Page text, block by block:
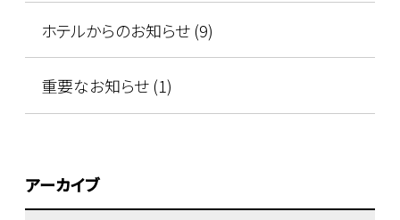
ホテルからのお知らせ (9)
重要なお知らせ (1)
アーカイブ